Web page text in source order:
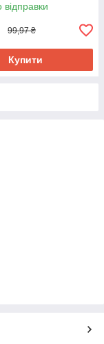
відправки
99,97 ₴
Купити